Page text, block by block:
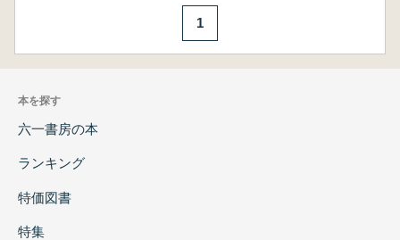
1
本を探す
六一書房の本
ランキング
特価図書
特集